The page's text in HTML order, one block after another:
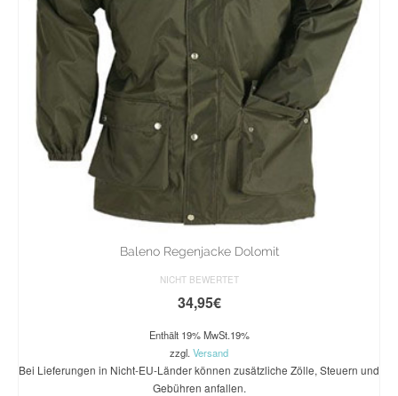
Baleno Regenjacke Dolomit
NICHT BEWERTET
34,95€
Enthält 19% MwSt.19%
zzgl. Versand
Bei Lieferungen in Nicht-EU-Länder können zusätzliche Zölle, Steuern und
Gebühren anfallen.